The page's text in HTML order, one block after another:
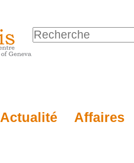
Actualité Affaires
Chercher par